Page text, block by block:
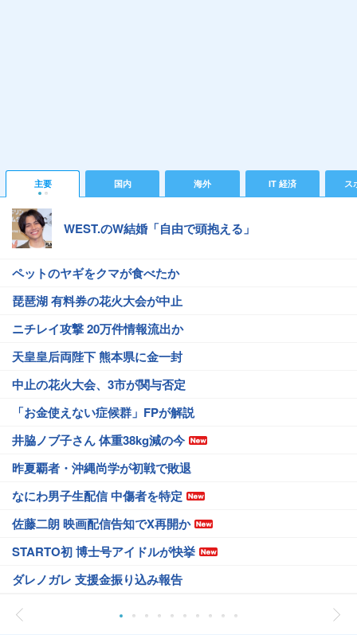
主要 国内 海外 IT 経済 ス
WEST.のW結婚「自由で頭抱える」
ペットのヤギをクマが食べたか
琵琶湖 有料券の花火大会が中止
ニチレイ攻撃 20万件情報流出か
天皇皇后両陛下 熊本県に金一封
中止の花火大会、3市が関与否定
「お金使えない症候群」FPが解説
井脇ノブ子さん 体重38kg減の今
昨夏覇者・沖縄尚学が初戦で敗退
なにわ男子生配信 中傷者を特定
佐藤二朗 映画配信告知でX再開か
STARTO初 博士号アイドルが快挙
ダレノガレ 支援金振り込み報告